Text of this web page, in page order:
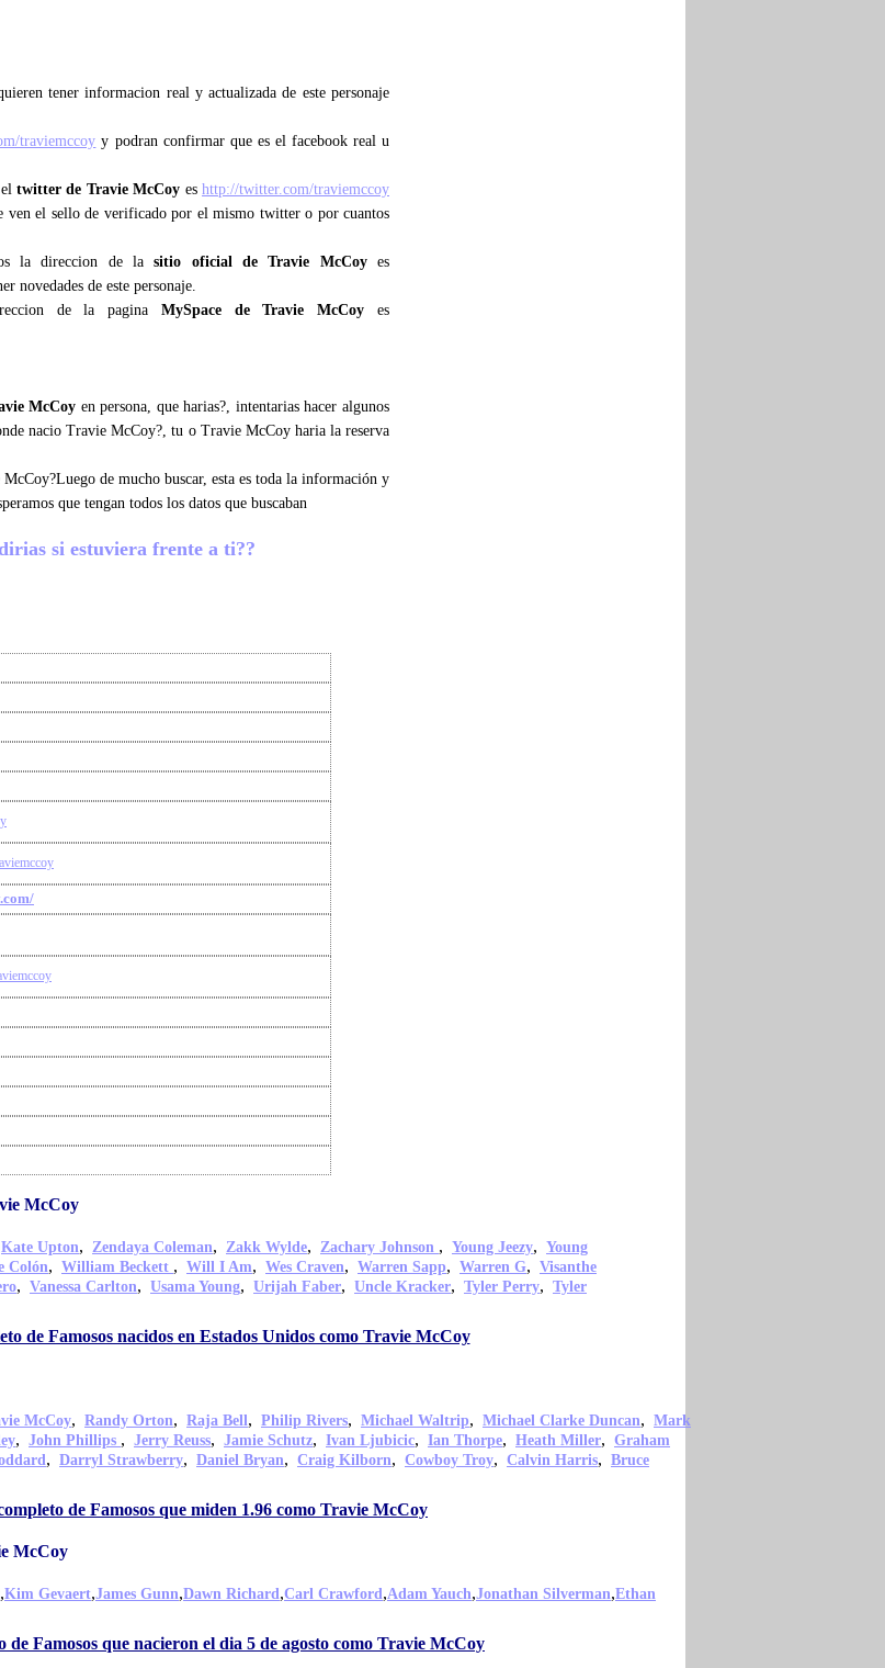
tener informacion real y actualizada de este personaje
traviemccoy y podran confirmar que es el facebook real u
twitter de Travie McCoy eshttp://twitter.com/traviemccoy
el sello de verificado por el mismo twitter o por cuantos
la direccion de lasitio oficial de Travie McCoyes
novedades de este personaje.
de la pagina MySpace de Travie McCoy es
McCoy en persona, que harias?, intentarias hacer algunos
nacio Travie McCoy?, tu o Travie McCoy haria la reserva
de mucho buscar, esta es toda la información y
que tengan todos los datos que buscaban
si estuviera frente a ti??
McCoy
Kate Upton, Zendaya Coleman, Zakk Wylde, Zachary Johnson , Young Jeezy, Young
Colón, William Beckett , Will I Am, Wes Craven, Warren Sapp, Warren G, Visanthe
, Vanessa Carlton, Usama Young, Urijah Faber, Uncle Kracker, Tyler Perry, Tyler
de Famosos nacidos en Estados Unidos como Travie McCoy
McCoy, Randy Orton, Raja Bell, Philip Rivers, Michael Waltrip, Michael Clarke Duncan, Mark
, John Phillips , Jerry Reuss, Jamie Schutz, Ivan Ljubicic, Ian Thorpe, Heath Miller, Graham
, Darryl Strawberry, Daniel Bryan, Craig Kilborn, Cowboy Troy, Calvin Harris, Bruce
de Famosos que miden 1.96 como Travie McCoy
McCoy
,Kim Gevaert,James Gunn,Dawn Richard,Carl Crawford,Adam Yauch,Jonathan Silverman,Ethan
de Famosos que nacieron el dia 5 de agosto como Travie McCoy